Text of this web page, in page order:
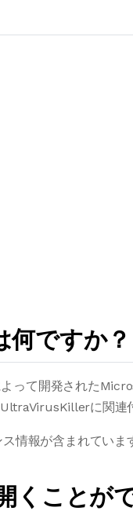
何ですか？
って開発された
に関連
情報が含まれていま
くことが